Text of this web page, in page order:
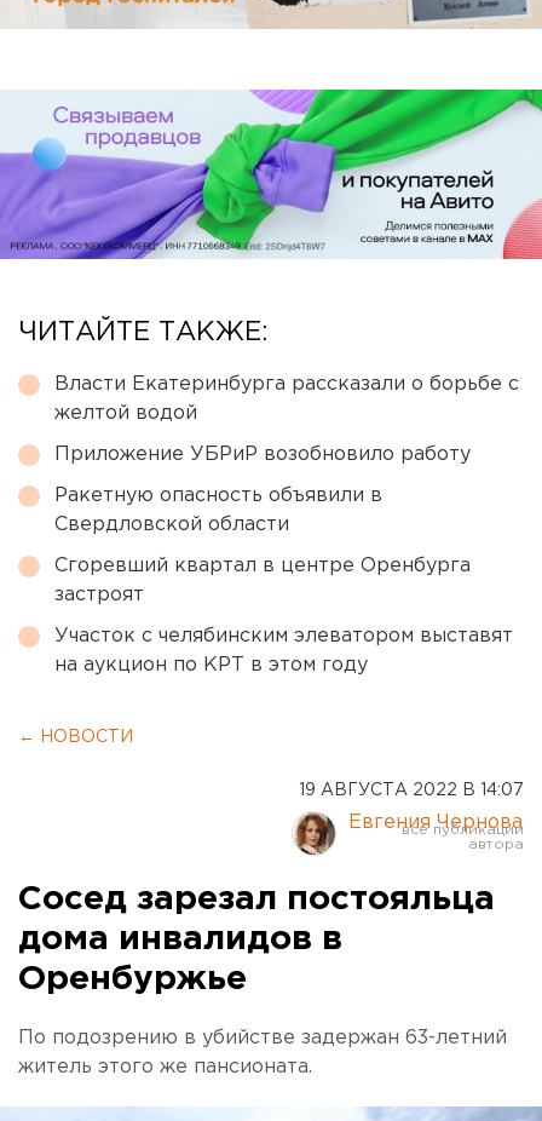
ЧИТАЙТЕ ТАКЖЕ:
Власти Екатеринбурга рассказали о борьбе с
желтой водой
Приложение УБРиР возобновило работу
Ракетную опасность объявили в
Свердловской области
Сгоревший квартал в центре Оренбурга
застроят
Участок с челябинским элеватором выставят
на аукцион по КРТ в этом году
← НОВОСТИ
19 АВГУСТА 2022 В 14:07
Евгения Чернова
Сосед зарезал постояльца
дома инвалидов в
Оренбуржье
По подозрению в убийстве задержан 63-летний
житель этого же пансионата.